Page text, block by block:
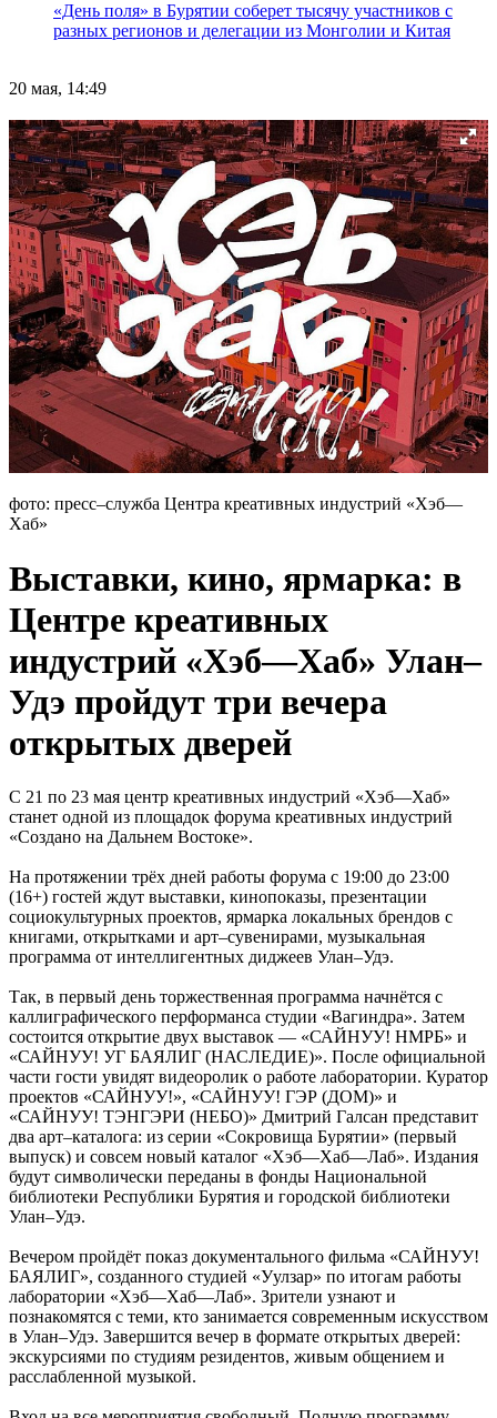
«День поля» в Бурятии соберет тысячу участников с
разных регионов и делегации из Монголии и Китая
20 мая, 14:49
фото: пресс–служба Центра креативных индустрий «Хэб—
Хаб»
Выставки, кино, ярмарка: в
Центре креативных
индустрий «Хэб—Хаб» Улан–
Удэ пройдут три вечера
открытых дверей
С 21 по 23 мая центр креативных индустрий «Хэб—Хаб»
станет одной из площадок форума креативных индустрий
«Создано на Дальнем Востоке».
На протяжении трёх дней работы форума с 19:00 до 23:00
(16+) гостей ждут выставки, кинопоказы, презентации
социокультурных проектов, ярмарка локальных брендов с
книгами, открытками и арт–сувенирами, музыкальная
программа от интеллигентных диджеев Улан–Удэ.
Так, в первый день торжественная программа начнётся с
каллиграфического перформанса студии «Вагиндра». Затем
состоится открытие двух выставок — «САЙНУУ! НМРБ» и
«САЙНУУ! УГ БАЯЛИГ (НАСЛЕДИЕ)». После официальной
части гости увидят видеоролик о работе лаборатории. Куратор
проектов «САЙНУУ!», «САЙНУУ! ГЭР (ДОМ)» и
«САЙНУУ! ТЭНГЭРИ (НЕБО)» Дмитрий Галсан представит
два арт–каталога: из серии «Сокровища Бурятии» (первый
выпуск) и совсем новый каталог «Хэб—Хаб—Лаб». Издания
будут символически переданы в фонды Национальной
библиотеки Республики Бурятия и городской библиотеки
Улан–Удэ.
Вечером пройдёт показ документального фильма «САЙНУУ!
БАЯЛИГ», созданного студией «Уулзар» по итогам работы
лаборатории «Хэб—Хаб—Лаб». Зрители узнают и
познакомятся с теми, кто занимается современным искусством
в Улан–Удэ. Завершится вечер в формате открытых дверей:
экскурсиями по студиям резидентов, живым общением и
расслабленной музыкой.